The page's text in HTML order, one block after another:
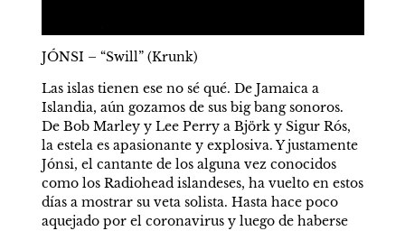
JÓNSI – “Swill” (Krunk)
Las islas tienen ese no sé qué. De Jamaica a
Islandia, aún gozamos de sus big bang sonoros.
De Bob Marley y Lee Perry a Björk y Sigur Rós,
la estela es apasionante y explosiva. Y justamente
Jónsi, el cantante de los alguna vez conocidos
como los Radiohead islandeses, ha vuelto en estos
días a mostrar su veta solista. Hasta hace poco
aquejado por el coronavirus y luego de haberse